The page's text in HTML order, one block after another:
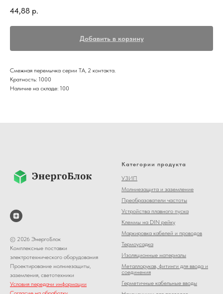
44,88 р.
Добавить в корзину
Смежная перемычка серии ТА, 2 контакта.
Кратность: 1000
Наличие на складе: 100
© 2026 ЭнергоБлок
Комплексные поставки
электротехнического оборудования
Проектирование молниезащиты,
заземления, светотехники
Условия передачи информации
Категории продукта
УЗИП
Молниезащита и заземление
Преобразователи частоты
Устройства плавного пуска
Клеммы на DIN рейку
Маркировка кабелей и проводов
Термоусадка
Изоляционные материалы
Металлорукав, фитинги для ввода и
соединения
Герметичные кабельные вводы